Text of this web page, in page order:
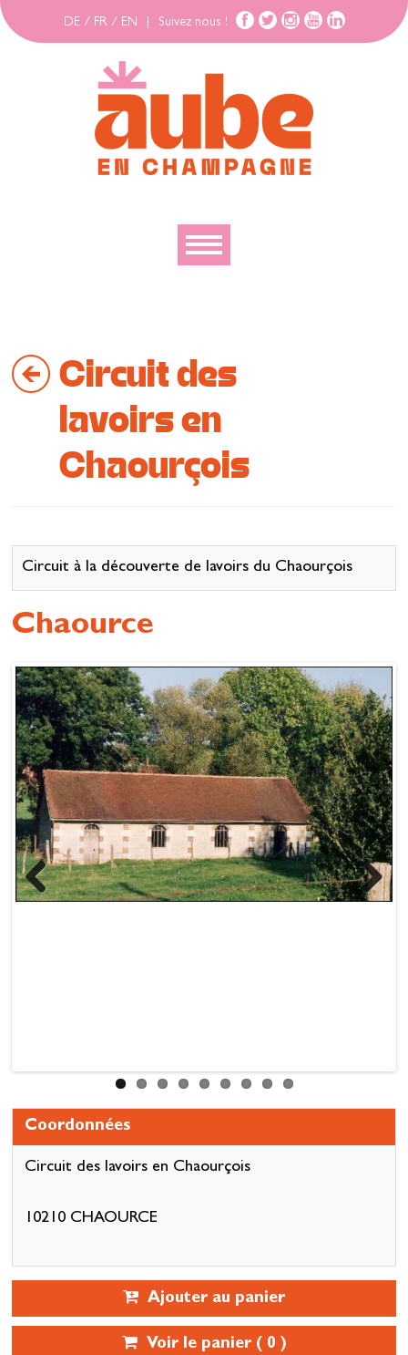
DE / FR / EN Suivez nous !
Bouger
Se loger
Se restaurer
S’inspirer
Circuit des
lavoirs en
Chaourçois
Circuit à la découverte de lavoirs du Chaourçois
Chaource
Coordonnées
Circuit des lavoirs en Chaourçois
10210 CHAOURCE
Ajouter au panier
Voir le panier ( 0 )